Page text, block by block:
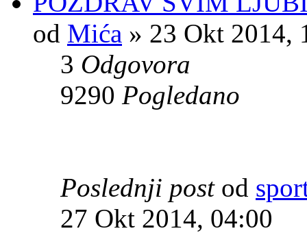
od Mića » 23 Okt 2014,
3 Odgovora
9290 Pogledano
Poslednji post od
27 Okt 2014, 04:00